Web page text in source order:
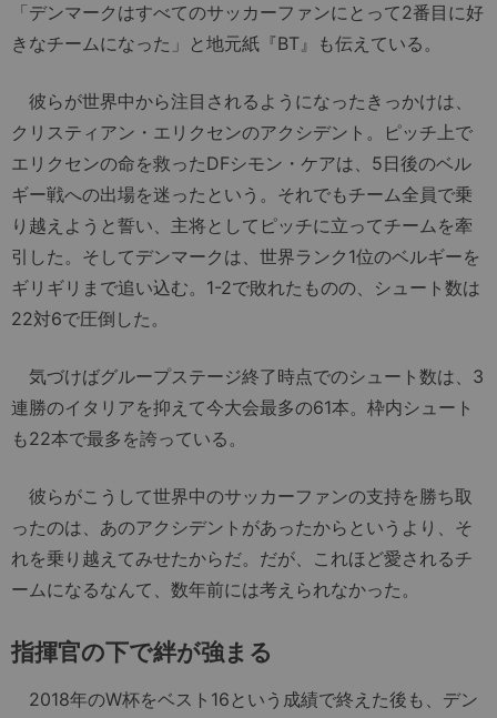
「デンマークはすべてのサッカーファンにとって2番目に好
きなチームになった」と地元紙『BT』も伝えている。
彼らが世界中から注目されるようになったきっかけは、
クリスティアン・エリクセンのアクシデント。ピッチ上で
エリクセンの命を救ったDFシモン・ケアは、5日後のベル
ギー戦への出場を迷ったという。それでもチーム全員で乗
り越えようと誓い、主将としてピッチに立ってチームを牽
引した。そしてデンマークは、世界ランク1位のベルギーを
ギリギリまで追い込む。1-2で敗れたものの、シュート数は
22対6で圧倒した。
気づけばグループステージ終了時点でのシュート数は、3
連勝のイタリアを抑えて今大会最多の61本。枠内シュート
も22本で最多を誇っている。
彼らがこうして世界中のサッカーファンの支持を勝ち取
ったのは、あのアクシデントがあったからというより、そ
れを乗り越えてみせたからだ。だが、これほど愛されるチ
ームになるなんて、数年前には考えられなかった。
指揮官の下で絆が強まる
2018年のW杯をベスト16という成績で終えた後も、デン